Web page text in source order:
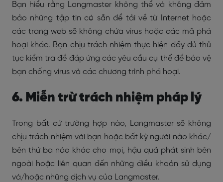
Bạn hiểu rằng Langmaster không thể và không đảm
bảo những tập tin có sẵn để tải về từ Internet hoặc
các trang web sẽ không chứa virus hoặc các mã phá
hoại khác. Bạn chịu trách nhiệm thực hiện đầy đủ thủ
tục kiểm tra để đáp ứng các yêu cầu cụ thể để bảo vệ
bạn chống virus và các chương trình phá hoại.
6. Miễn trừ trách nhiệm pháp lý
Trong bất cứ trường hợp nào, Langmaster sẽ không
chịu trách nhiệm với bạn hoặc bất kỳ người nào khác/
bên thứ ba nào khác cho mọi, hậu quả phát sinh bên
ngoài hoặc liên quan đến những điều khoản sử dụng
và/hoặc những dịch vụ của Langmaster.